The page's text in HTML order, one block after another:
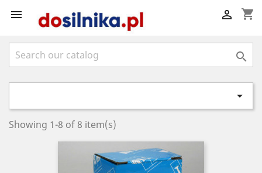
 shopping_cart



Showing 1-8 of 8 item(s)